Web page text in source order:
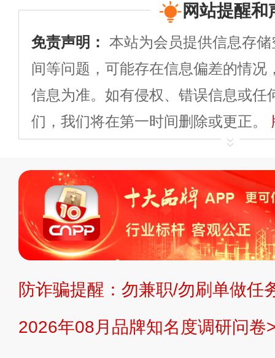
网站提醒和
免责声明： 本站为会员提供信息存
间等问题，可能存在信息偏差的情况
信息为准。如有侵权、错误信息或任
们，我们将在第一时间删除或更正。
平台自有内容（文字
标、LOGO 等）知识产权归本站所
复制、转载、商用。本站不生产产
不代理、不招商、不提供中介服务。
持投资购买的观点或意见，页面信息
提交说明： 快速提交发布>> 提交品
防诈骗提醒：勿兼职/勿刷单做任
2026年08月品牌知名度调研问卷